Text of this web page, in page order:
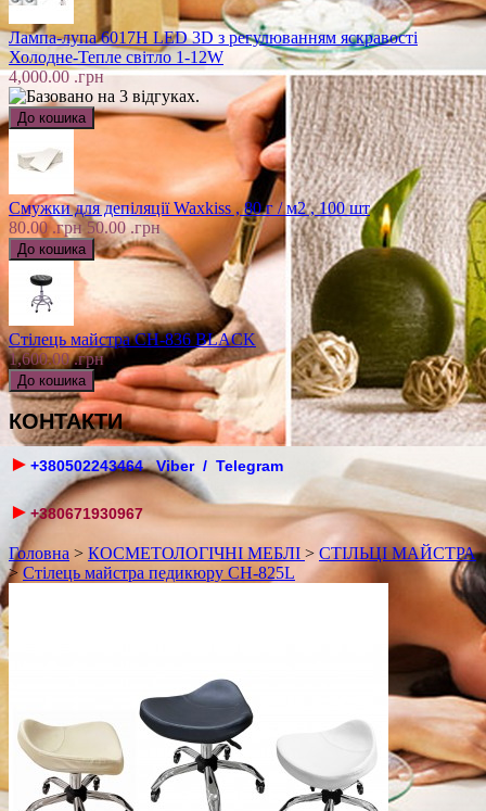
Лампа-лупа 6017H LED 3D з регулюванням яскравості
Холодне-Тепле світло 1-12W
4,000.00 .грн
Смужки для депіляції Waxkiss , 80 г / м2 , 100 шт
80.00 .грн 50.00 .грн
Стілець майстра CH-836 BLACK
1,600.00 .грн
КОНТАКТИ
► +380502243464 Viber / Telegram
► +380671930967
Головна > КОСМЕТОЛОГІЧНІ МЕБЛІ > СТІЛЬЦІ МАЙСТРА
> Стілець майстра педикюру CH-825L